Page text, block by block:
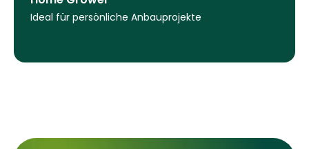
Ideal für persönliche Anbauprojekte